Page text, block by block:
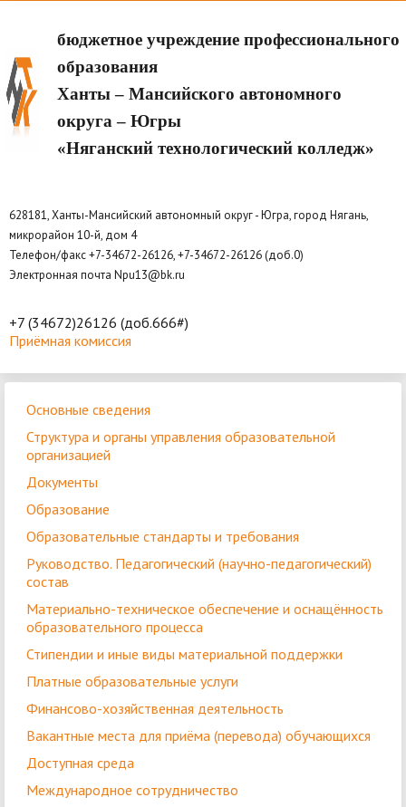
бюджетное учреждение профессионального
образования
Ханты – Мансийского автономного
округа – Югры
«Няганский технологический колледж»
628181, Ханты-Мансийский автономный округ - Югра, город Нягань,
микрорайон 10-й, дом 4
Телефон/факс +7-34672-26126, +7-34672-26126 (доб.0)
Электронная почта Npu13@bk.ru
+7 (34672)26126 (доб.666#)
Приёмная комиссия
Основные сведения
Структура и органы управления образовательной
организацией
Документы
Образование
Образовательные стандарты и требования
Руководство. Педагогический (научно-педагогический)
состав
Материально-техническое обеспечение и оснащённость
образовательного процесса
Стипендии и иные виды материальной поддержки
Платные образовательные услуги
Финансово-хозяйственная деятельность
Вакантные места для приёма (перевода) обучающихся
Доступная среда
Международное сотрудничество